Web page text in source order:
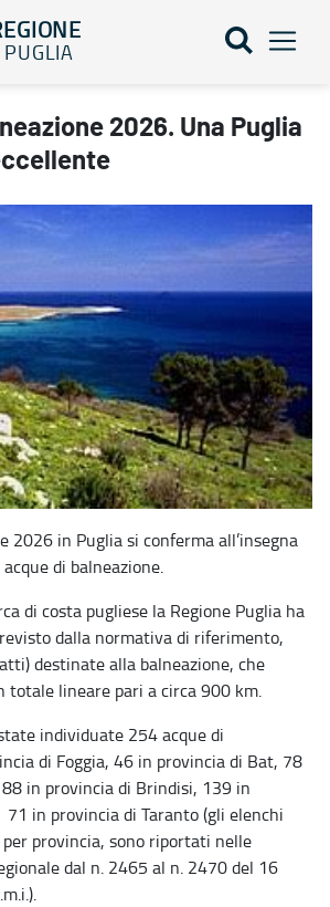
PUGLIA
Una Puglia con il mare eccellente -
2026. Una Puglia
2026 in Puglia si conferma all’insegna
di balneazione.
di costa pugliese la Regione Puglia ha
dalla normativa di riferimento,
destinate alla balneazione, che
totale lineare pari a circa 900 km.
individuate 254 acque di
di Foggia, 46 in provincia di Bat, 78
in provincia di Brindisi, 139 in
71 in provincia di Taranto (gli elenchi
provincia, sono riportati nelle
dal n. 2465 al n. 2470 del 16